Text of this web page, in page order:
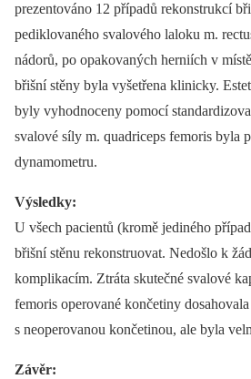
prezentováno 12 případů rekonstrukcí
pediklovaného svalového laloku m.
nádorů, po opakovaných herniích v
břišní stěny byla vyšetřena klinicky.
byly vyhodnoceny pomocí
svalové síly m. quadriceps femoris byla
dynamometru.
Výsledky:
U všech pacientů (kromě jediného
břišní stěnu rekonstruovat. Nedošlo k
komplikacím. Ztráta skutečné svalové
femoris operované končetiny
s neoperovanou končetinou, ale byla
Závěr: